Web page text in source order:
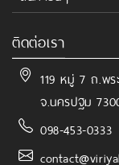
ติดต่อเรา
119 หมู่ 7 ถ.พร
จ.นครปฐม
098-453-0333